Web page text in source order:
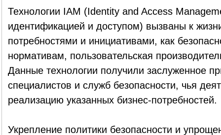
Технологии IAM (Identity and Access
идентификацией и доступом) вызваны к
потребностями и инициативами, как
нормативам, пользовательская
Данные технологии получили заслуженное
специалистов и служб безопасности, чья
реализацию указанных бизнес-потребностей.
Укрепление политики безопасности и